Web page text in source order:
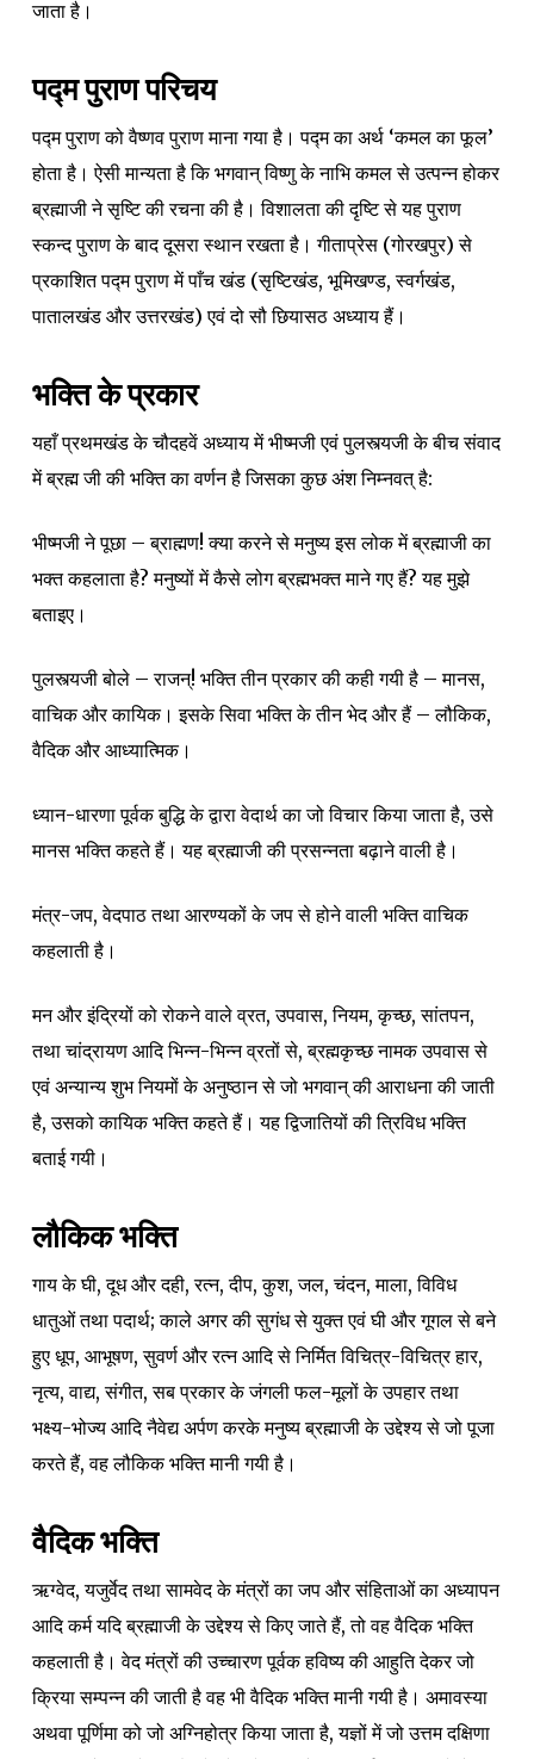
जाता है।
पद्म पुराण परिचय
पद्म पुराण को वैष्णव पुराण माना गया है। पद्म का अर्थ ‘कमल का फूल’
होता है। ऐसी मान्यता है कि भगवान् विष्णु के नाभि कमल से उत्पन्न होकर
ब्रह्माजी ने सृष्टि की रचना की है। विशालता की दृष्टि से यह पुराण
स्कन्द पुराण के बाद दूसरा स्थान रखता है। गीताप्रेस (गोरखपुर) से
प्रकाशित पद्म पुराण में पाँच खंड (सृष्टिखंड, भूमिखण्ड, स्वर्गखंड,
पातालखंड और उत्तरखंड) एवं दो सौ छियासठ अध्याय हैं।
भक्ति के प्रकार
यहाँ प्रथमखंड के चौदहवें अध्याय में भीष्मजी एवं पुलस्त्यजी के बीच संवाद
में ब्रह्म जी की भक्ति का वर्णन है जिसका कुछ अंश निम्नवत् है:
भीष्मजी ने पूछा – ब्राह्मण! क्या करने से मनुष्य इस लोक में ब्रह्माजी का
भक्त कहलाता है? मनुष्यों में कैसे लोग ब्रह्मभक्त माने गए हैं? यह मुझे
बताइए।
पुलस्त्यजी बोले – राजन्! भक्ति तीन प्रकार की कही गयी है – मानस,
वाचिक और कायिक। इसके सिवा भक्ति के तीन भेद और हैं – लौकिक,
वैदिक और आध्यात्मिक।
ध्यान-धारणा पूर्वक बुद्धि के द्वारा वेदार्थ का जो विचार किया जाता है, उसे
मानस भक्ति कहते हैं। यह ब्रह्माजी की प्रसन्नता बढ़ाने वाली है।
मंत्र-जप, वेदपाठ तथा आरण्यकों के जप से होने वाली भक्ति वाचिक
कहलाती है।
मन और इंद्रियों को रोकने वाले व्रत, उपवास, नियम, कृच्छ, सांतपन,
तथा चांद्रायण आदि भिन्न-भिन्न व्रतों से, ब्रह्मकृच्छ नामक उपवास से
एवं अन्यान्य शुभ नियमों के अनुष्ठान से जो भगवान् की आराधना की जाती
है, उसको कायिक भक्ति कहते हैं। यह द्विजातियों की त्रिविध भक्ति
बताई गयी।
लौकिक भक्ति
गाय के घी, दूध और दही, रत्न, दीप, कुश, जल, चंदन, माला, विविध
धातुओं तथा पदार्थ; काले अगर की सुगंध से युक्त एवं घी और गूगल से बने
हुए धूप, आभूषण, सुवर्ण और रत्न आदि से निर्मित विचित्र-विचित्र हार,
नृत्य, वाद्य, संगीत, सब प्रकार के जंगली फल-मूलों के उपहार तथा
भक्ष्य-भोज्य आदि नैवेद्य अर्पण करके मनुष्य ब्रह्माजी के उद्देश्य से जो पूजा
करते हैं, वह लौकिक भक्ति मानी गयी है।
वैदिक भक्ति
ऋग्वेद, यजुर्वेद तथा सामवेद के मंत्रों का जप और संहिताओं का अध्यापन
आदि कर्म यदि ब्रह्माजी के उद्देश्य से किए जाते हैं, तो वह वैदिक भक्ति
कहलाती है। वेद मंत्रों की उच्चारण पूर्वक हविष्य की आहुति देकर जो
क्रिया सम्पन्न की जाती है वह भी वैदिक भक्ति मानी गयी है। अमावस्या
अथवा पूर्णिमा को जो अग्निहोत्र किया जाता है, यज्ञों में जो उत्तम दक्षिणा